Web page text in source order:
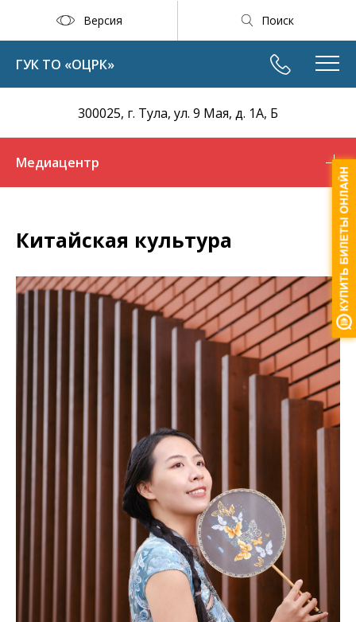
Версия Поиск
300025, г. Тула, ул. 9 Мая, д. 1А, Б
ГУК ТО «ОЦРК»
Медиацентр
Китайская культура